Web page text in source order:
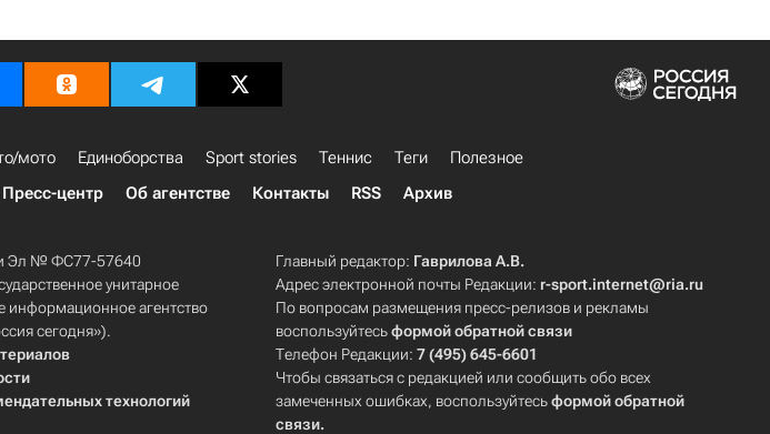
мото Единоборства Sport stories Теннис Теги
Полезное
Пресс-центр Об агентстве Контакты RSS Архив
Эл № ФС77-57640
унитарное
агентство
сегодня»).
технологий
Главный редактор: Гаврилова А.В.
Адрес электронной почты Редакции: r-sport.internet@ria.ru
По вопросам размещения пресс-релизов и рекламы
воспользуйтесьформой обратной связи
Телефон Редакции:7 (495) 645-6601
Чтобы связаться с редакцией или сообщить обо всех
замеченных ошибках, воспользуйтесьформой обратной
связи.